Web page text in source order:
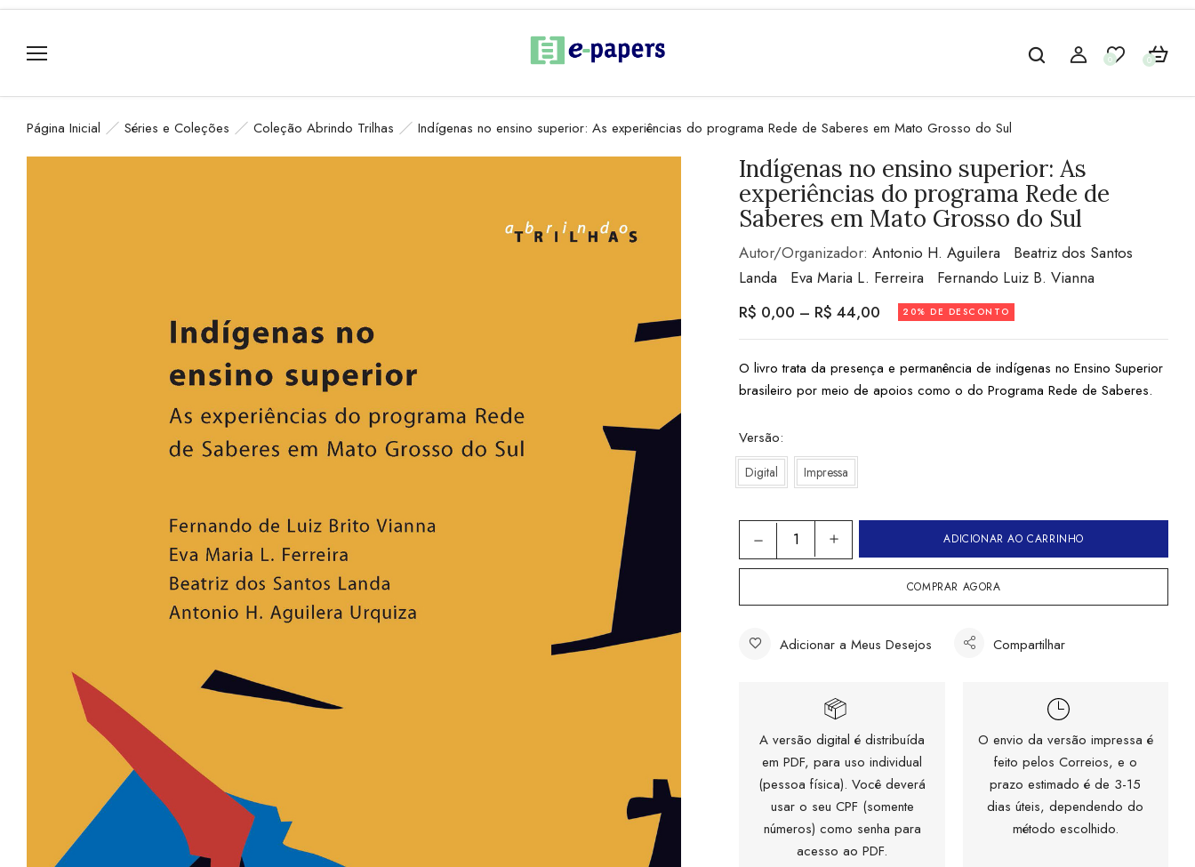
0 0
Página Inicial Séries e Coleções Coleção Abrindo Trilhas Indígenas no ensino superior: As experiências do programa Rede de Saberes em Mato Grosso do Sul
Indígenas no ensino superior: As
experiências do programa Rede de
Saberes em Mato Grosso do Sul
Autor/Organizador:Antonio H. Aguilera
Beatriz dos Santos
Landa
Eva Maria L. Ferreira
Fernando Luiz B. Vianna
R$ 0,00 – R$ 44,00 20% DE DESCONTO
O livro trata da presença e permanência de indígenas no Ensino Superior
brasileiro por meio de apoios como o do Programa Rede de Saberes.
Versão
Digital Impressa
ADICIONAR AO CARRINHO
COMPRAR AGORA
Adicionar a Meus Desejos Compartilhar
A versão digital é distribuída
em PDF, para uso individual
(pessoa física). Você deverá
usar o seu CPF (somente
números) como senha para
acesso ao PDF.
O envio da versão impressa é
feito pelos Correios, e o
prazo estimado é de 3-15
dias úteis, dependendo do
método escolhido.